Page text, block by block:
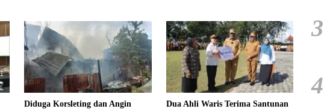
Diduga Korsleting dan Angin
Dua Ahli Waris Terima Santunan
3
4